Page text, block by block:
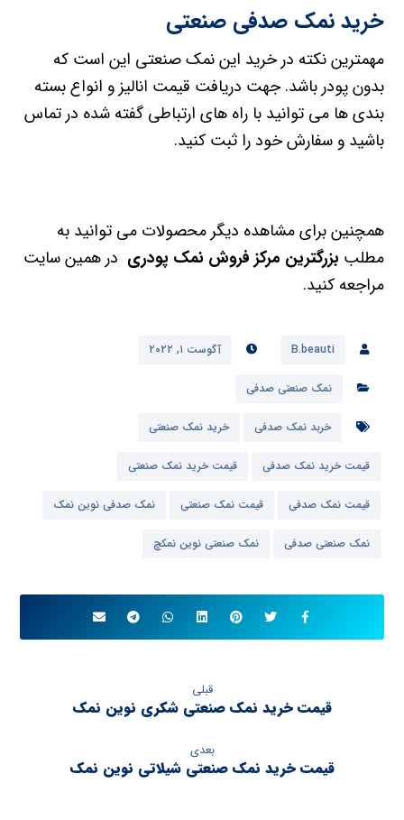
خرید نمک صدفی صنعتی
مهمترین نکته در خرید این نمک صنعتی این است که
بدون پودر باشد. جهت دریافت قیمت انالیز و انواع بسته
بندی ها می توانید با راه های ارتباطی گفته شده در تماس
باشید و سفارش خود را ثبت کنید.
همچنین برای مشاهده دیگر محصولات می توانید به
مطلب بزرگترین مرکز فروش نمک پودری در همین سایت
مراجعه کنید.
B.beauti آگوست ۱, ۲۰۲۲
نمک صنعتی صدفی
خربد نمک صدفی خرید نمک صنعتی
قیمت خرید نمک صدفی قیمت خرید نمک صنعتی
قیمت نمک صدفی قیمت نمک صنعتی نمک صدفی نوین نمک
نمک صنعتی صدفی نمک صنعتی نوین نمکچ
قبلی
قیمت خرید نمک صنعتی شکری نوین نمک
بعدی
قیمت خرید نمک صنعتی شیلاتی نوین نمک